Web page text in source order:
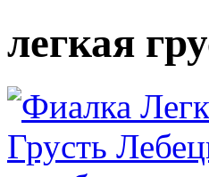
легкая